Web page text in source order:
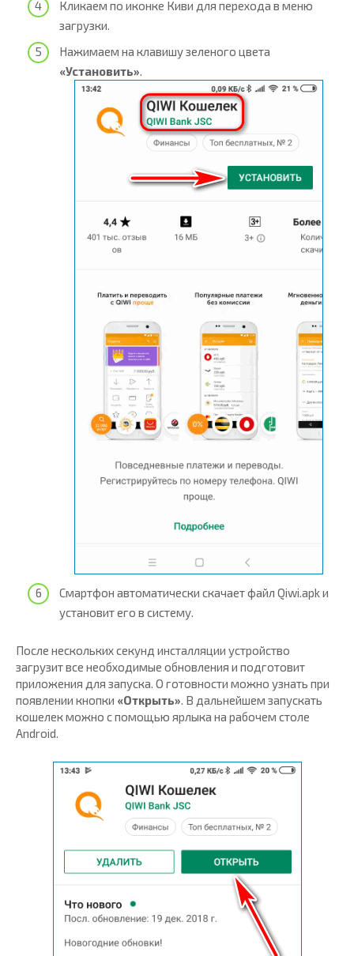
Кликаем по иконке Киви для перехода в меню
загрузки.
Нажимаем на клавишу зеленого цвета
«Установить».
Смартфон автоматически скачает файл Qiwi.apk и
установит его в систему.
После нескольких секунд инсталляции устройство
загрузит все необходимые обновления и подготовит
приложения для запуска. О готовности можно узнать при
появлении кнопки «Открыть» . В дальнейшем запускать
кошелек можно с помощью ярлыка на рабочем столе
Android.